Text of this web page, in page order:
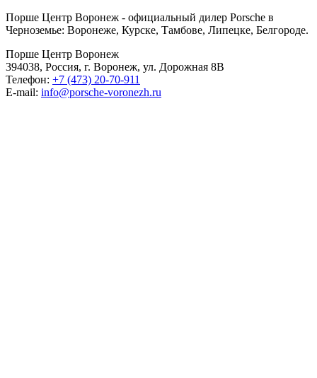
Порше Центр Воронеж - официальный дилер Porsche в
Черноземье: Воронеже, Курске, Тамбове, Липецке, Белгороде.
Порше Центр Воронеж
394038, Россия, г. Воронеж, ул. Дорожная 8В
Телефон: +7 (473) 20-70-911
E-mail: info@porsche-voronezh.ru